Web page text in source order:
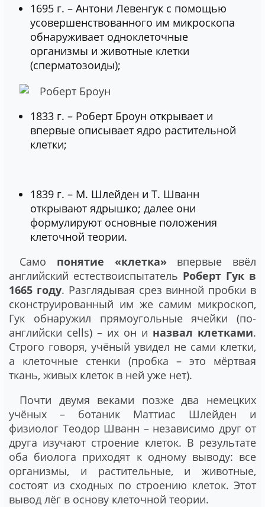
1695 г. – Антони Левенгук с помощью
усовершенствованного им микроскопа
обнаруживает одноклеточные
организмы и животные клетки
(сперматозоиды);
1833 г. – Роберт Броун открывает и
впервые описывает ядро растительной
клетки;
1839 г. – М. Шлейден и Т. Шванн
открывают ядрышко; далее они
формулируют основные положения
клеточной теории.
Само понятие «клетка» впервые ввёл
английский естествоиспытатель Роберт Гук в
1665 году. Разглядывая срез винной пробки в
сконструированный им же самим микроскоп,
Гук обнаружил прямоугольные ячейки (по-
английски cells) – их он и назвал клетками.
Строго говоря, учёный увидел не сами клетки,
а клеточные стенки (пробка – это мёртвая
ткань, живых клеток в ней уже нет).
Почти двумя веками позже два немецких
учёных – ботаник Маттиас Шлейден и
физиолог Теодор Шванн – независимо друг от
друга изучают строение клеток. В результате
оба биолога приходят к одному выводу: все
организмы, и растительные, и животные,
состоят из сходных по строению клеток. Этот
вывод лёг в основу клеточной теории.